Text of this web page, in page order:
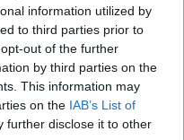
information utilized by
to third parties prior to
out of the further
by third parties on the
This information may
on the IAB’s List of
further disclose it to other
eső a Duna vízgyűjtőjére